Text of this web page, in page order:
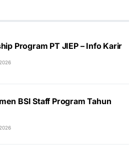
Internship Program PT JIEP – Info Karir
BSI Staff Program Tahun